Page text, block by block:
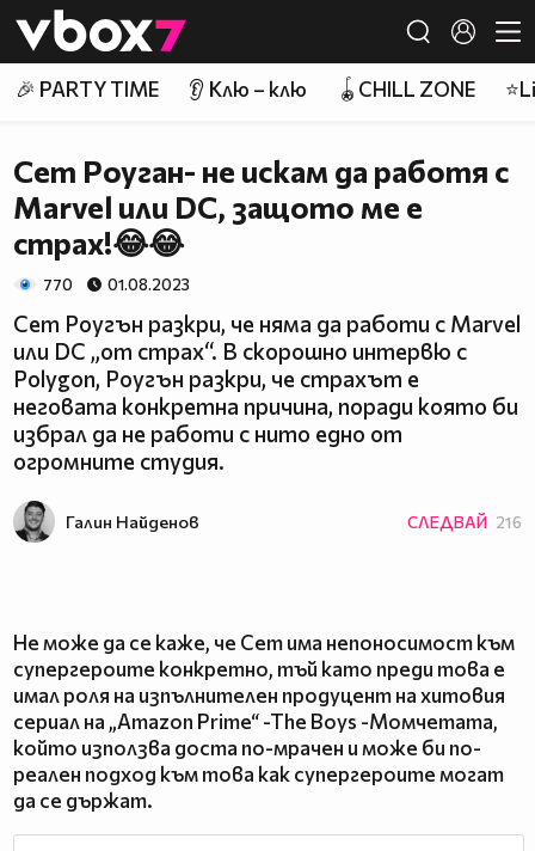
👾
🎉 PARTY TIME 👂 Клю – клю 🪀CHILL ZONE
Сет Роуган- не искам да работя с
Marvel или DC, защото ме е
страх!😂😂
770 01.08.2023
Сет Роугън разкри, че няма да работи с Marvel
или DC „от страх“. В скорошно интервю с
Polygon, Роугън разкри, че страхът е
неговата конкретна причина, поради която би
избрал да не работи с нито едно от
огромните студия.
Галин Найденов СЛЕДВАЙ 216
Не може да се каже, че Сет има непоносимост към
супергероите конкретно, тъй като преди това е
имал роля на изпълнителен продуцент на хитовия
сериал на „Amazon Prime“ -The Boys -Момчетата,
който използва доста по-мрачен и може би по-
реален подход към това как супергероите могат
да се държат.